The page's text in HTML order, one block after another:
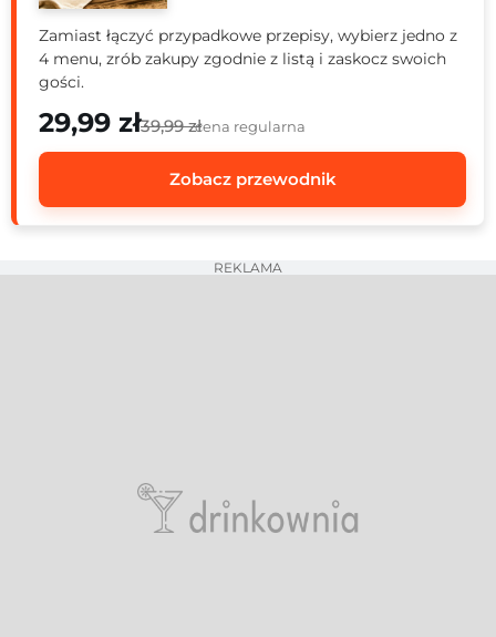
Zamiast łączyć przypadkowe przepisy, wybierz jedno z
4 menu, zrób zakupy zgodnie z listą i zaskocz swoich
gości.
29,99 zł39,99 złcena regularna
Zobacz przewodnik
REKLAMA